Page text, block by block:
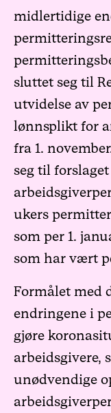
midlertidige
sluttet seg til
utvidelse av
lønnsplikt for
fra 1.
seg til
ukers
som per 1.
som har vært
Formålet med
endringene i
gjøre
arbeidsgivere,
unødvendige